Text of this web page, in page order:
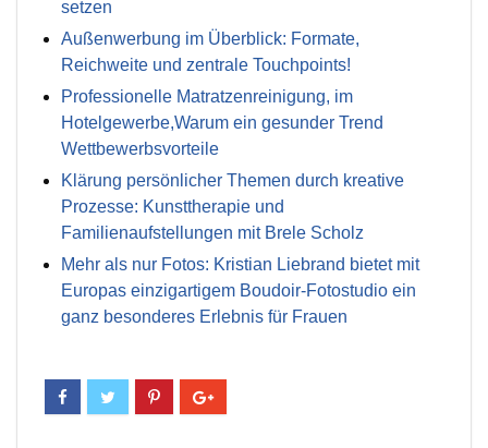
setzen
Außenwerbung im Überblick: Formate,
Reichweite und zentrale Touchpoints!
Professionelle Matratzenreinigung, im
Hotelgewerbe,Warum ein gesunder Trend
Wettbewerbsvorteile
Klärung persönlicher Themen durch kreative
Prozesse: Kunsttherapie und
Familienaufstellungen mit Brele Scholz
Mehr als nur Fotos: Kristian Liebrand bietet mit
Europas einzigartigem Boudoir-Fotostudio ein
ganz besonderes Erlebnis für Frauen